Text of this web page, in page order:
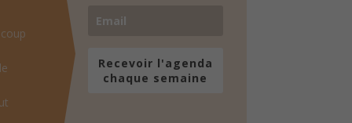
Recevoir l'agenda
chaque semaine